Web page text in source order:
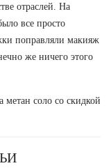
отраслей. На
все просто
поправляли макияж
же ничего этого
метан соло со скидкой